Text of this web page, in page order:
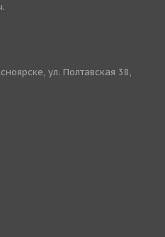
ул. Полтавская 38,